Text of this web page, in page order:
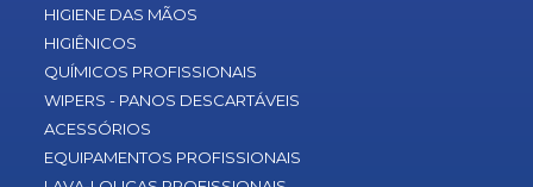
HIGIENE DAS MÃOS
HIGIÊNICOS
QUÍMICOS PROFISSIONAIS
WIPERS - PANOS DESCARTÁVEIS
ACESSÓRIOS
EQUIPAMENTOS PROFISSIONAIS